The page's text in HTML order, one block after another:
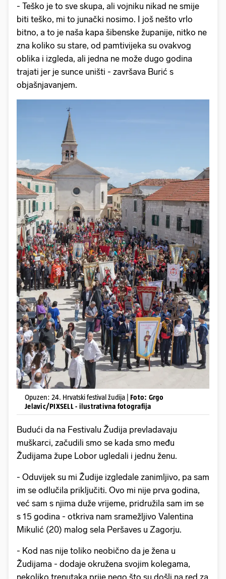
- Teško je to sve skupa, ali vojniku nikad ne smije
biti teško, mi to junački nosimo. I još nešto vrlo
bitno, a to je naša kapa šibenske županije, nitko ne
zna koliko su stare, od pamtivijeka su ovakvog
oblika i izgleda, ali jedna ne može dugo godina
trajati jer je sunce uništi - završava Burić s
objašnjavanjem.
Opuzen: 24. Hrvatski festival žudija | Foto: Grgo
Jelavic/PIXSELL - ilustrativna fotografija
Budući da na Festivalu Žudija prevladavaju
muškarci, začudili smo se kada smo među
Žudijama župe Lobor ugledali i jednu ženu.
- Oduvijek su mi Žudije izgledale zanimljivo, pa sam
im se odlučila priključiti. Ovo mi nije prva godina,
već sam s njima duže vrijeme, pridružila sam im se
s 15 godina - otkriva nam sramežljivo Valentina
Mikulić (20) malog sela Peršaves u Zagorju.
- Kod nas nije toliko neobično da je žena u
Žudijama - dodaje okružena svojim kolegama,